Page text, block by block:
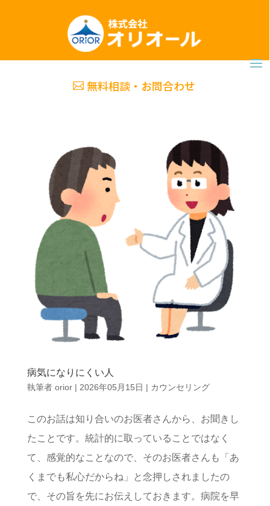
無料相談・お問合わせ
病気になりにくい人
執筆者 orior| 2026年05月15日 | カウンセリング
このお話は知り合いのお医者さんから、お聞きし
たことです。統計的に取っていることではなく
て、感覚的なことなので、そのお医者さんも「あ
くまでも私心だからね」と念押しされましたの
で、その旨を先にお伝えしておきます。病院を早